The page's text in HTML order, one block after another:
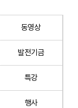
동영상
발전기금
특강
행사